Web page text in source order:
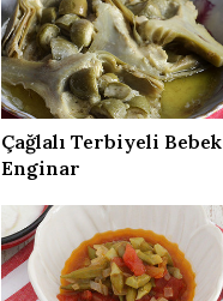
Çağlalı Terbiyeli Bebek
Enginar